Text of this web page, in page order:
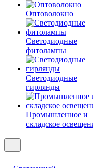
Оптоволокно
Светодиодные
фитолампы
Светодиодные
гирлянды
Промышленное и
складское